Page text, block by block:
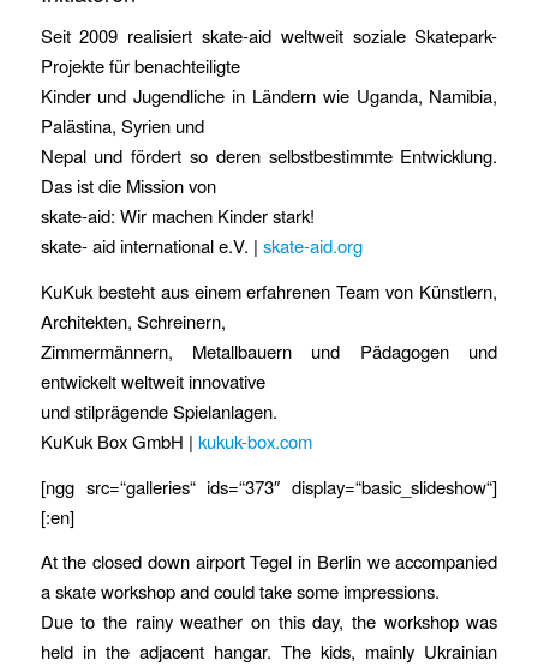
Seit 2009 realisiert skate-aid weltweit soziale Skatepark-
Projekte für benachteiligte
Kinder und Jugendliche in Ländern wie Uganda, Namibia,
Palästina, Syrien und
Nepal und fördert so deren selbstbestimmte Entwicklung.
Das ist die Mission von
skate-aid: Wir machen Kinder stark!
skate- aid international e.V. | skate-aid.org
KuKuk besteht aus einem erfahrenen Team von Künstlern,
Architekten, Schreinern,
Zimmermännern, Metallbauern und Pädagogen und
entwickelt weltweit innovative
und stilprägende Spielanlagen.
KuKuk Box GmbH | kukuk-box.com
[ngg src=“galleries“ ids=“373″ display=“basic_slideshow“]
[:en]
At the closed down airport Tegel in Berlin we accompanied
a skate workshop and could take some impressions.
Due to the rainy weather on this day, the workshop was
held in the adjacent hangar. The kids, mainly Ukrainian